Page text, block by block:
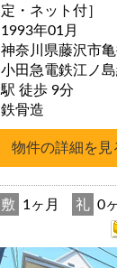
定・ネット付］
1993年01月
神奈川県藤沢市
小田急電鉄江ノ
駅 徒歩 9分
鉄骨造
敷 1ヶ月 礼 0